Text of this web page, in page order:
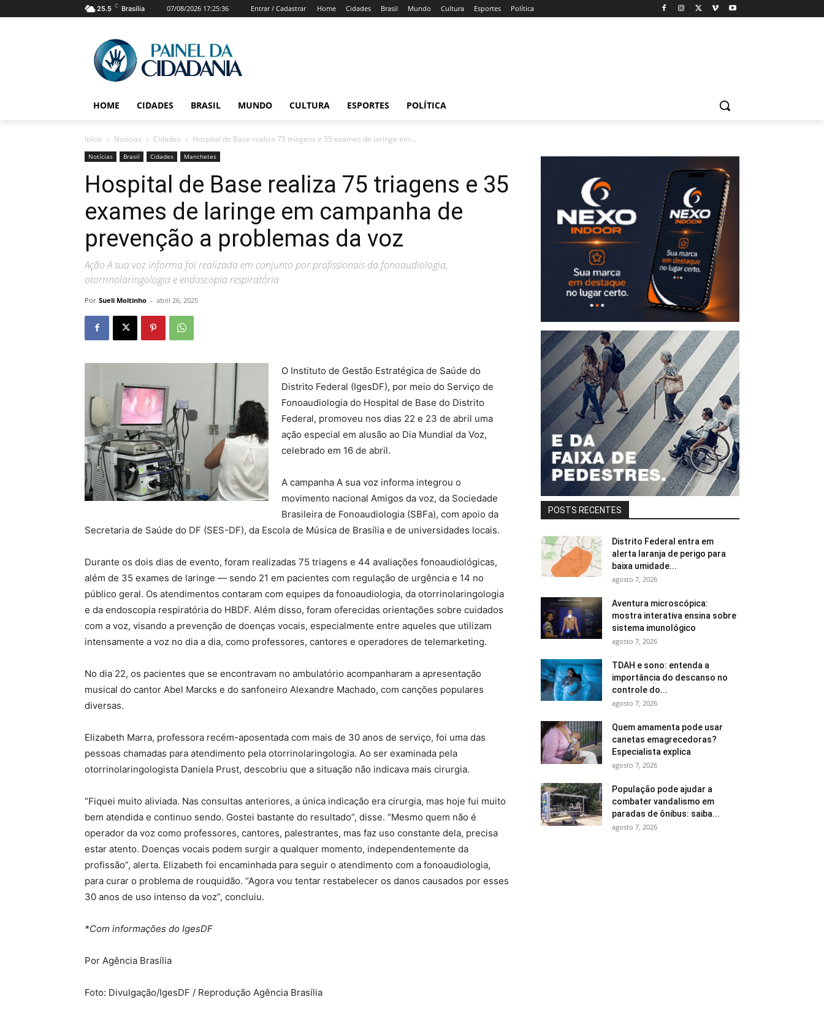
25.5 C Brasília 07/08/2026 17:25:36 Entrar / Cadastrar Home Cidades Brasil Mundo Cultura Esportes Política
HOME CIDADES BRASIL MUNDO CULTURA ESPORTES POLÍTICA
Início Notícias Cidades Hospital de Base realiza 75 triagens e 35 exames de laringe em...
Notícias Brasil Cidades Manchetes
Hospital de Base realiza 75 triagens e 35
exames de laringe em campanha de
prevenção a problemas da voz
Ação A sua voz informa foi realizada em conjunto por profissionais da fonoaudiologia,
otorrinolaringologia e endoscopia respiratória
Por Sueli Moitinho - abril 26, 2025
O Instituto de Gestão Estratégica de Saúde do
Distrito Federal (IgesDF), por meio do Serviço de
Fonoaudiologia do Hospital de Base do Distrito
Federal, promoveu nos dias 22 e 23 de abril uma
ação especial em alusão ao Dia Mundial da Voz,
celebrado em 16 de abril.
A campanha A sua voz informa integrou o
movimento nacional Amigos da voz, da Sociedade
Brasileira de Fonoaudiologia (SBFa), com apoio da
Secretaria de Saúde do DF (SES-DF), da Escola de Música de Brasília e de universidades locais.
Durante os dois dias de evento, foram realizadas 75 triagens e 44 avaliações fonoaudiológicas,
além de 35 exames de laringe — sendo 21 em pacientes com regulação de urgência e 14 no
público geral. Os atendimentos contaram com equipes da fonoaudiologia, da otorrinolaringologia
e da endoscopia respiratória do HBDF. Além disso, foram oferecidas orientações sobre cuidados
com a voz, visando a prevenção de doenças vocais, especialmente entre aqueles que utilizam
intensamente a voz no dia a dia, como professores, cantores e operadores de telemarketing.
No dia 22, os pacientes que se encontravam no ambulatório acompanharam a apresentação
musical do cantor Abel Marcks e do sanfoneiro Alexandre Machado, com canções populares
diversas.
Elizabeth Marra, professora recém-aposentada com mais de 30 anos de serviço, foi uma das
pessoas chamadas para atendimento pela otorrinolaringologia. Ao ser examinada pela
otorrinolaringologista Daniela Prust, descobriu que a situação não indicava mais cirurgia.
“Fiquei muito aliviada. Nas consultas anteriores, a única indicação era cirurgia, mas hoje fui muito
bem atendida e continuo sendo. Gostei bastante do resultado”, disse. “Mesmo quem não é
operador da voz como professores, cantores, palestrantes, mas faz uso constante dela, precisa
estar atento. Doenças vocais podem surgir a qualquer momento, independentemente da
profissão”, alerta. Elizabeth foi encaminhada para seguir o atendimento com a fonoaudiologia,
para curar o problema de rouquidão. “Agora vou tentar restabelecer os danos causados por esses
30 anos de uso intenso da voz”, concluiu.
*Com informações do IgesDF
Por Agência Brasília
Foto: Divulgação/IgesDF / Reprodução Agência Brasília
POSTS RECENTES
Distrito Federal entra em
alerta laranja de perigo para
baixa umidade...
agosto 7, 2026
Aventura microscópica:
mostra interativa ensina sobre
sistema imunológico
agosto 7, 2026
TDAH e sono: entenda a
importância do descanso no
controle do...
agosto 7, 2026
Quem amamenta pode usar
canetas emagrecedoras?
Especialista explica
agosto 7, 2026
População pode ajudar a
combater vandalismo em
paradas de ônibus: saiba...
agosto 7, 2026